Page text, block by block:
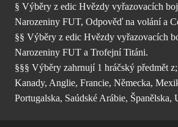
§ Výběry z edic Hvězdy vyřazovacích
Narozeniny FUT, Odpověď na volání a
§§ Výběry z edic Hvězdy vyřazovacích
Narozeniny FUT a Trofejní Titáni.
§§§ Výběry zahrnují 1 hráčský předmět
Kanady, Anglie, Francie, Německa,
Portugalska, Saúdské Arábie, Španělska,